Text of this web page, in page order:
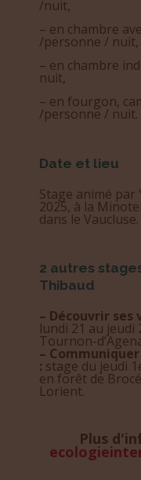
/nuit,
– en chambre
/personne / nuit,
– en chambre
nuit,
– en fourgon,
/personne / nuit.
Date et lieu
Stage animé par
2025, à la
dans le Vaucluse.
2 autres
Thibaud
– Découvrir
lundi 21 au jeudi
Tournon-
–
: stage du jeudi
en forêt de
Lorient.
Plus